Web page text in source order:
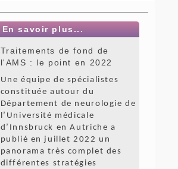
En savoir plus...
Traitements de fond de
l'AMS : le point en 2022
Une équipe de spécialistes
constituée autour du
Département de neurologie de
l’Université médicale
d’Innsbruck en Autriche a
publié en juillet 2022 un
panorama très complet des
différentes stratégies